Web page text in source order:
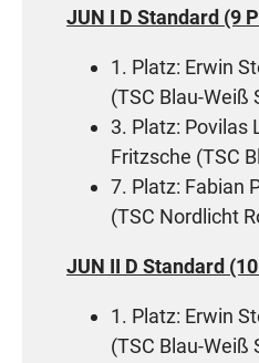
JUN I D Standard (9
1. Platz: Erwin
(TSC Blau-Weiß
3. Platz: Povilas
Fritzsche (TSC
7. Platz: Fabian
(TSC Nordlicht
JUN II D Standard
1. Platz: Erwin
(TSC Blau-Weiß